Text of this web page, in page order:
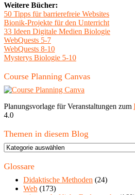
Weitere Bücher:
50 Tipps für barrierefreie Websites
Bionik-Projekte für den Unterricht
33 Ideen Digitale Medien Biologie
WebQuests 5-7
WebQuests 8-10
Mysterys Biologie 5-10
Course Planning Canvas
Planungsvorlage für Veranstaltungen zum
4.0
Themen in diesem Blog
Themen
diesem
Glossare
Didaktische Methoden (24)
Web (173)